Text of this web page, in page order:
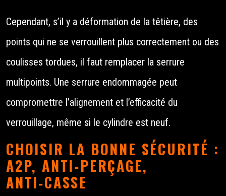
Cependant, s’il y a déformation de la têtière, des
points qui ne se verrouillent plus correctement ou des
coulisses tordues, il faut remplacer la serrure
multipoints. Une serrure endommagée peut
compromettre l’alignement et l’efficacité du
verrouillage, même si le cylindre est neuf.
CHOISIR LA BONNE SÉCURITÉ :
A2P, ANTI‑PERÇAGE,
ANTI‑CASSE